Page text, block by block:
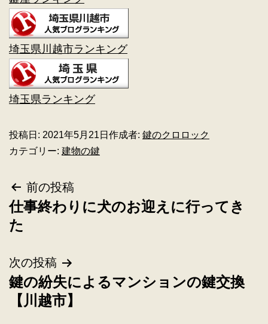
埼玉県川越市ランキング
埼玉県ランキング
投稿日: 2021年5月21日 作成者: 鍵のクロロック
カテゴリー: 建物の鍵
前の投稿
仕事終わりに犬のお迎えに行ってき
た
次の投稿
鍵の紛失によるマンションの鍵交換
【川越市】